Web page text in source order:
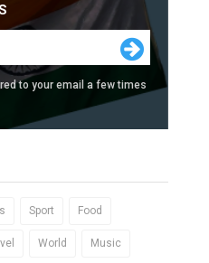
to your email a few times
Sport Food
World Music